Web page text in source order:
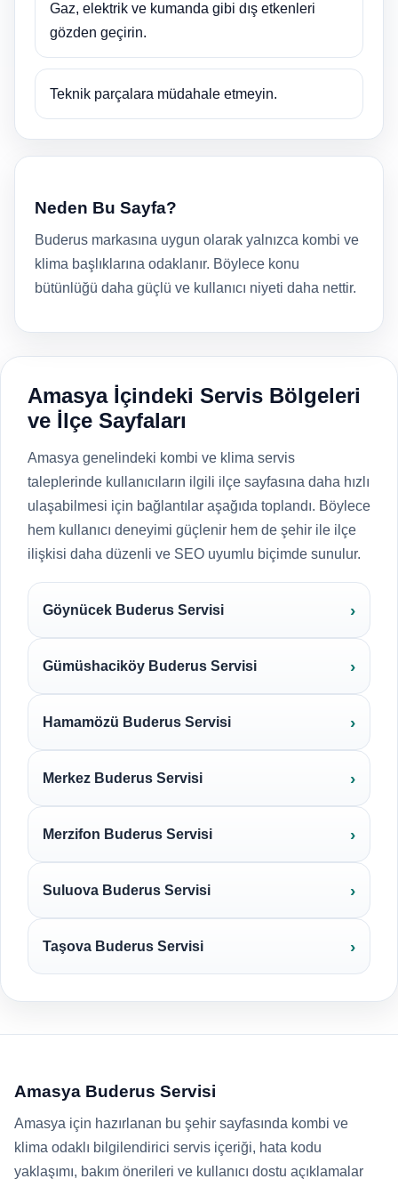
Gaz, elektrik ve kumanda gibi dış etkenleri
gözden geçirin.
Teknik parçalara müdahale etmeyin.
Neden Bu Sayfa?
Buderus markasına uygun olarak yalnızca kombi ve
klima başlıklarına odaklanır. Böylece konu
bütünlüğü daha güçlü ve kullanıcı niyeti daha nettir.
Amasya İçindeki Servis Bölgeleri
ve İlçe Sayfaları
Amasya genelindeki kombi ve klima servis
taleplerinde kullanıcıların ilgili ilçe sayfasına daha hızlı
ulaşabilmesi için bağlantılar aşağıda toplandı. Böylece
hem kullanıcı deneyimi güçlenir hem de şehir ile ilçe
ilişkisi daha düzenli ve SEO uyumlu biçimde sunulur.
Göynücek Buderus Servisi
Gümüshaciköy Buderus Servisi
Hamamözü Buderus Servisi
Merkez Buderus Servisi
Merzifon Buderus Servisi
Suluova Buderus Servisi
Taşova Buderus Servisi
Amasya Buderus Servisi
Amasya için hazırlanan bu şehir sayfasında kombi ve
klima odaklı bilgilendirici servis içeriği, hata kodu
yaklaşımı, bakım önerileri ve kullanıcı dostu açıklamalar